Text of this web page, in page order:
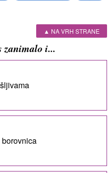
▲ NA VRH STRANE
zanimalo i...